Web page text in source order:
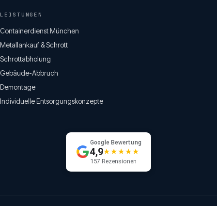
LEISTUNGEN
Containerdienst München
Metallankauf & Schrott
Schrottabholung
Gebäude-Abbruch
Demontage
Individuelle Entsorgungskonzepte
Google Bewertung
4,9★★★★★
157 Rezensionen